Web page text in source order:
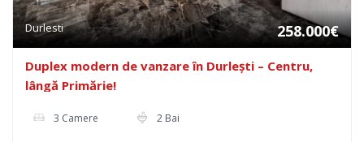
Durlesti 258.000€
Duplex modern de vanzare în Durlești – Centru,
lângă Primărie!
3 Camere 2 Bai